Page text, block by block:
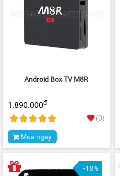
Android Box TV M8R
1.890.000đ
(0)
Mua ngay
-18%